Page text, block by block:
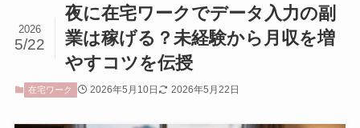
夜に在宅ワークでデータ入力の副
業は稼げる？未経験から月収を増
やすコツを伝授
2026
5/22
在宅ワーク 2026年5月10日 2026年5月22日